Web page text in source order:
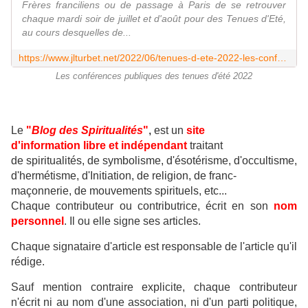
Frères franciliens ou de passage à Paris de se retrouver
chaque mardi soir de juillet et d'août pour des Tenues d'Eté,
au cours desquelles de...
Les conférences publiques des tenues d'été 2022
Le "Blog des Spiritualités", est un site
d'information libre et indépendant traitant
de spiritualités, de symbolisme, d'ésotérisme, d'occultisme,
d'hermétisme, d'Initiation, de religion, de franc-
maçonnerie, de mouvements spirituels, etc...
Chaque contributeur ou contributrice, écrit en son nom
personnel . Il ou elle signe ses articles.
Chaque signataire d'article est responsable de l'article qu'il
rédige.
Sauf mention contraire explicite, chaque contributeur
n'écrit ni au nom d'une association, ni d'un parti politique,